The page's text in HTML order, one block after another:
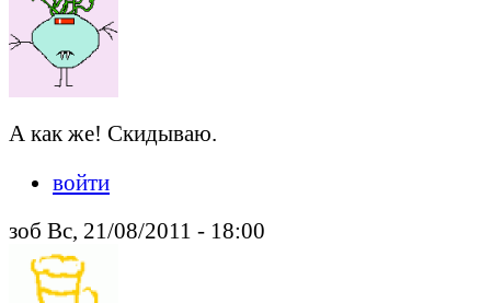
А как же! Скидываю.
войти
зоб Вс, 21/08/2011 - 18:00